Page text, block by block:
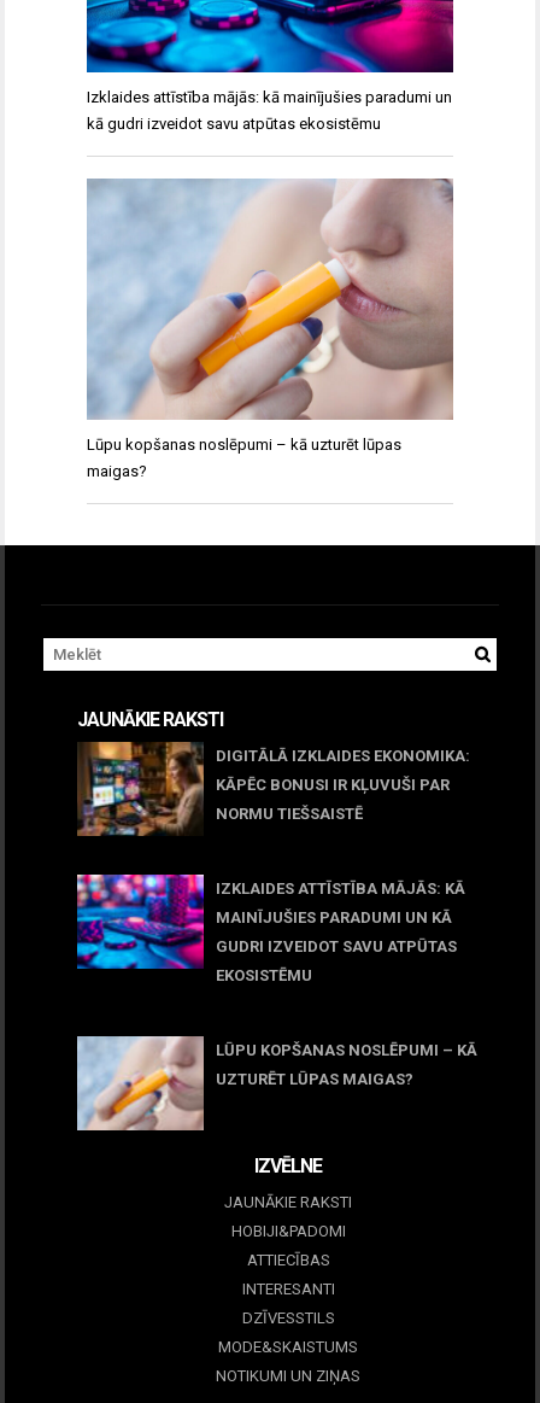
Izklaides attīstība mājās: kā mainījušies paradumi un
kā gudri izveidot savu atpūtas ekosistēmu
Lūpu kopšanas noslēpumi – kā uzturēt lūpas
maigas?
JAUNĀKIE RAKSTI
DIGITĀLĀ IZKLAIDES EKONOMIKA:
KĀPĒC BONUSI IR KĻUVUŠI PAR
NORMU TIEŠSAISTĒ
IZKLAIDES ATTĪSTĪBA MĀJĀS: KĀ
MAINĪJUŠIES PARADUMI UN KĀ
GUDRI IZVEIDOT SAVU ATPŪTAS
EKOSISTĒMU
LŪPU KOPŠANAS NOSLĒPUMI – KĀ
UZTURĒT LŪPAS MAIGAS?
IZVĒLNE
JAUNĀKIE RAKSTI
HOBIJI&PADOMI
ATTIECĪBAS
INTERESANTI
DZĪVESSTILS
MODE&SKAISTUMS
NOTIKUMI UN ZIŅAS